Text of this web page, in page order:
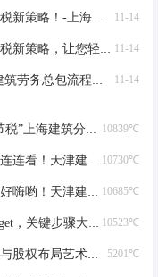
11-14
劳务总包免费办理吗？
11-14
上海建筑劳务总包免费代办吗？
11-14
务总包流程和要求
10839℃
建筑分包纳税优化
10730℃
业园总包资质节税优化
10685℃
业园总包资质节税优化
10523℃
建筑产业园总包资质办理
5201℃
海建筑分包有什么费用